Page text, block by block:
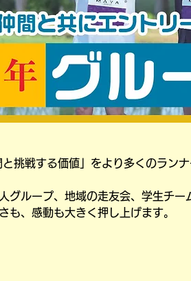
挑戦する価値」をより多くのラン
グループ、地域の走友会、学生チ
も、感動も大きく押し上げます。